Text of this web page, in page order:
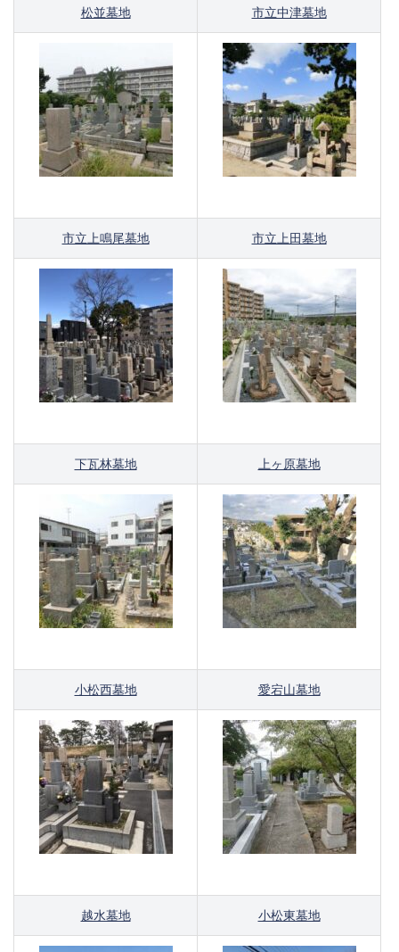
松並墓地 市立中津墓地
市立上鳴尾墓地 市立上田墓地
下瓦林墓地 上ヶ原墓地
小松西墓地 愛宕山墓地
越水墓地 小松東墓地